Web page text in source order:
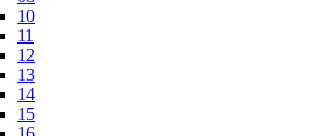
10
11
12
13
14
15